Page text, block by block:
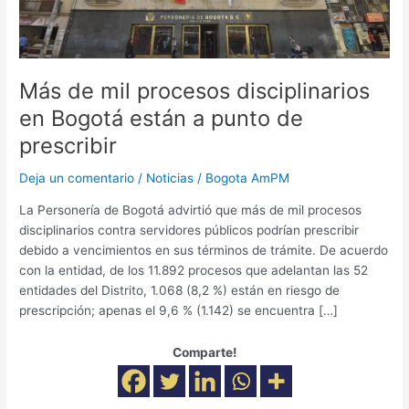
Más de mil procesos disciplinarios
en Bogotá están a punto de
prescribir
Deja un comentario / Noticias / Bogota AmPM
La Personería de Bogotá advirtió que más de mil procesos
disciplinarios contra servidores públicos podrían prescribir
debido a vencimientos en sus términos de trámite. De acuerdo
con la entidad, de los 11.892 procesos que adelantan las 52
entidades del Distrito, 1.068 (8,2 %) están en riesgo de
prescripción; apenas el 9,6 % (1.142) se encuentra […]
Comparte!
están
a
punto
de
prescribir